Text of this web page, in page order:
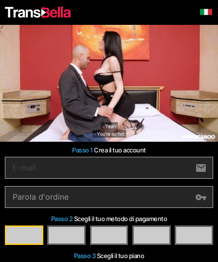
Passo 1Crea il tuo account
Passo 2Scegli il tuo metodo di pagamento
Passo 3Scegli il tuo piano